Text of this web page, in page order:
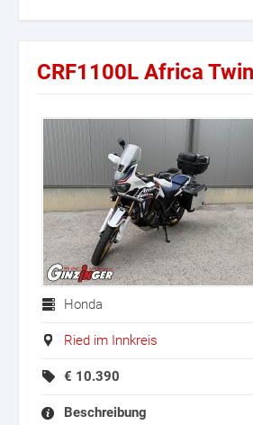
CRF1100L Africa
Honda
Ried im Innkreis
€ 10.390
Beschreibung